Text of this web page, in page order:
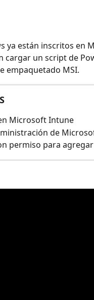
ya están inscritos en
cargar un script de
empaquetado MSI.
Microsoft Intune
de
permiso para